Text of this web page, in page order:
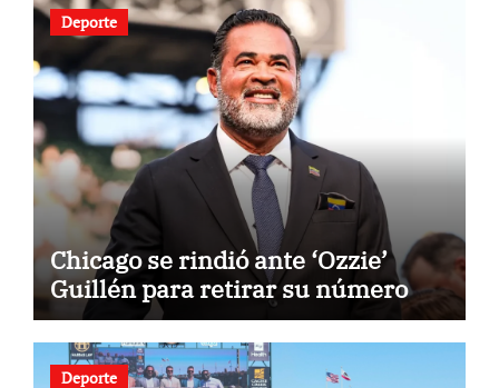
Deporte
Chicago se rindió ante ‘Ozzie’
Guillén para retirar su número
Deporte